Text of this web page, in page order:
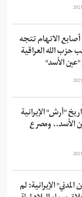
الاتهام تتجه
حزب الله العراقية
الأسد"
"آرش" الإيرانية
الأسد.. ومصرع
الإيرانية: لم